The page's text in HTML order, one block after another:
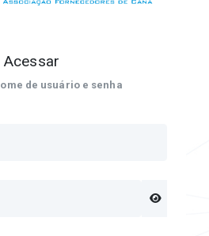
Acessar
de usuário e senha